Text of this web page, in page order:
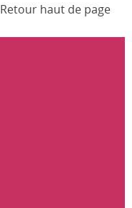
Retour haut de page